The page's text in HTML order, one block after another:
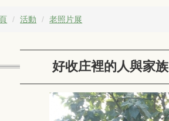
活動 老照片展
好收庄裡的人與家族